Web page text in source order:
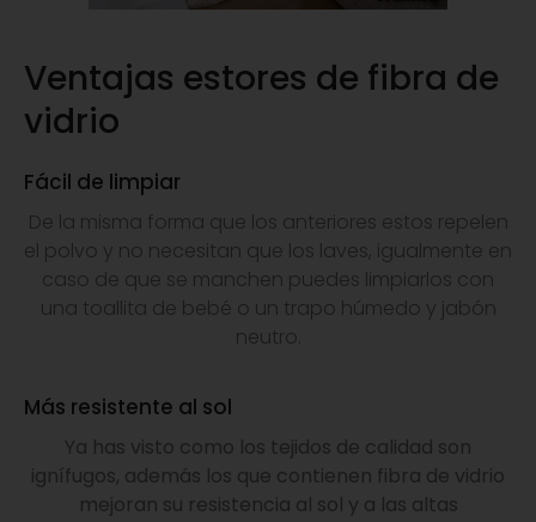
Ventajas estores de fibra de
vidrio
Fácil de limpiar
De la misma forma que los anteriores estos repelen
el polvo y no necesitan que los laves, igualmente en
caso de que se manchen puedes limpiarlos con
una toallita de bebé o un trapo húmedo y jabón
neutro.
Más resistente al sol
Ya has visto como los tejidos de calidad son
ignífugos, además los que contienen fibra de vidrio
mejoran su resistencia al sol y a las altas